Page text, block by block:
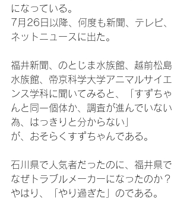
になっている。
7月26日以降、何度も新聞、テレビ、
ネットニュースに出た。
福井新聞、のとじま水族館、越前松島
水族館、帝京科学大学アニマルサイエ
ンス学科に聞いてみると、「すずちゃ
んと同一個体か、調査が進んでいない
為、はっきりと分からない」
が、おそらくすずちゃんである。
石川県で人気者だったのに、福井県で
なぜトラブルメーカーになったのか？
やはり、「やり過ぎた」のである。